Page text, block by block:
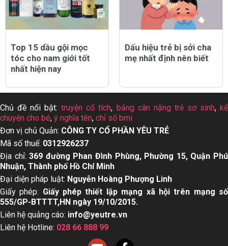
Top 15 dầu gội mọc
tóc cho nam giới tốt
nhất hiện nay
Dấu hiệu trẻ bị sởi cha
mẹ nhất định nên biết
Chủ đề nổi bật:truyện cổ tích,
chuyện cho bé ,ý nghĩa tên, chỉ số bmi
Đơn vị chủ Quản: CÔNG TY CỔ PHẦN YÊU TRẺ
Mã số thuế: 0312926237
Địa chỉ:369 đường Phan Đình Phùng, Phường 15, Quận Phú
Nhuận, Thành phố Hồ Chí Minh
Nguyễn Hoàng Phượng Linh